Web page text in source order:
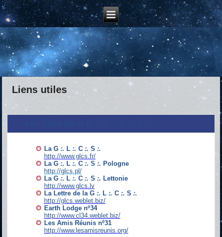
Liens utiles
La G :. L :. C :. S :.
http://www.glcs.fr/
La G :. L :. C :. S :. Pologne
http://glcs.pl/
La G :. L :. C :. S :. Lettonie
http://www.glcs.lv
La Lettre de la G :. L :. C :. S :.
http://glcs.weblet.biz/
Earth Lodge nº34
http://www.cl34.weblet.biz/
Les Amis Réunis nº31
http://www.lesamisreunis.org/